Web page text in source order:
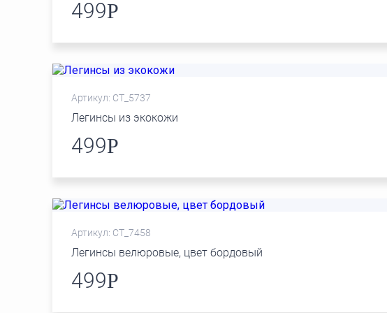
499Р
Артикул: СТ_5737
Легинсы из экокожи
499Р
Артикул: СТ_7458
Легинсы велюровые, цвет бордовый
499Р